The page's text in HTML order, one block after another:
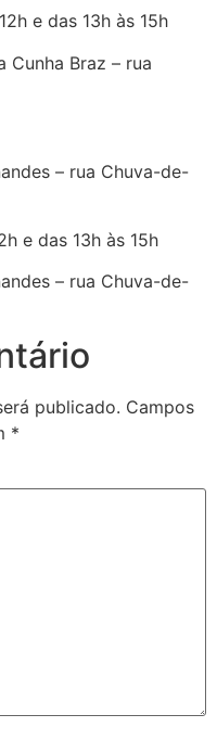
e das 13h às 15h
Cunha Braz – rua
– rua Chuva-de-
e das 13h às 15h
– rua Chuva-de-
publicado. Campos
*